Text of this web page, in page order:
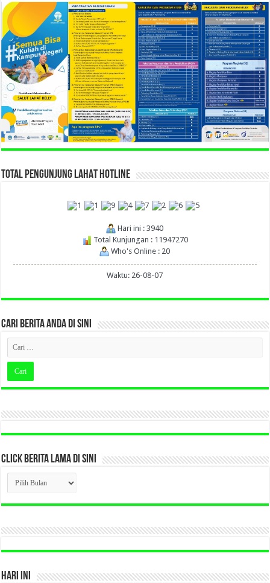
TOTAL PENGUNJUNG LAHAT HOTLINE
Hari ini : 3940
Total Kunjungan : 11947270
Who's Online : 20
Waktu: 26-08-07
CARI BERITA ANDA DI SINI
CLICK BERITA LAMA DI SINI
CLICK
BERITA
LAMA
DI
HARI INI